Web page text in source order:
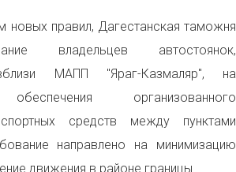
новых правил, Дагестанская таможня
владельцев автостоянок,
МАПП "Яраг-Казмаляр", на
организованного
средств между пунктами
направлено на минимизацию
движения в районе границы.